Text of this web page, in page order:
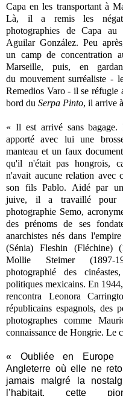
Capa en les transportant à
Là, il a remis les
photographies de Capa au
Aguilar González. Peu
un camp de concentration
Marseille, puis, en
du mouvement surréaliste -
Remedios Varo - il se réfugie
bord du Serpa Pinto, il arrive
« Il est arrivé sans bagage.
apporté avec lui une
manteau et un faux
qu'il n'était pas hongrois,
n'avait aucune relation avec
son fils Pablo. Aidé par
juive, il a travaillé pour
photographie Semo,
des prénoms de ses
anarchistes nés dans
(Sénia) Fleshin (Fléchine)
Mollie Steimer
photographié des
politiques mexicains.En
rencontra Leonora
républicains espagnols, des
photographes comme
connaissance de Hongrie. Le
« Oubliée en Europe
Angleterre où elle ne
jamais malgré la
l’habitait, cette